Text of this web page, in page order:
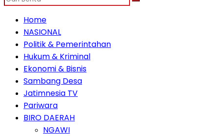
Home
NASIONAL
Politik & Pemerintahan
Hukum & Kriminal
Ekonomi & Bisnis
Sambang Desa
Jatimnesia TV
Pariwara
BIRO DAERAH
NGAWI